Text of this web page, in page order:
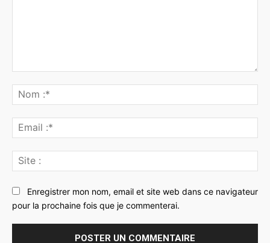
:*
:*
:
Enregistrer mon nom, email et site web dans ce navigateur
pour la prochaine fois que je commenterai.